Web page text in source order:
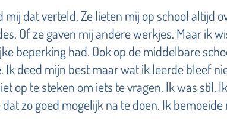
dat verteld. Ze lieten mij op school altijd
Of ze gaven mij andere werkjes. Maar ik
beperking had. Ook op de middelbare
Ik deed mijn best maar wat ik leerde bleef
op te steken om iets te vragen. Ik was stil.
zo goed mogelijk na te doen. Ik